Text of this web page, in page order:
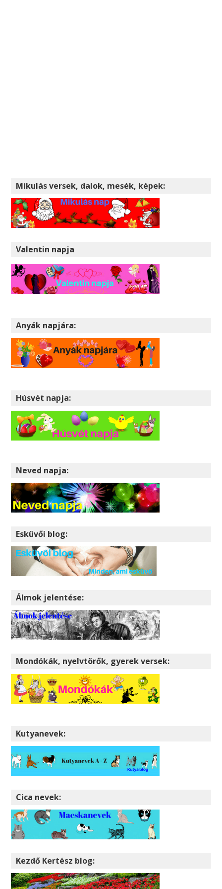
Mikulás versek, dalok, mesék, képek:
Valentin napja
Anyák napjára:
Húsvét napja:
Neved napja:
Esküvői blog:
Álmok jelentése:
Mondókák, nyelvtörők, gyerek versek:
Kutyanevek:
Cica nevek:
Kezdő Kertész blog: